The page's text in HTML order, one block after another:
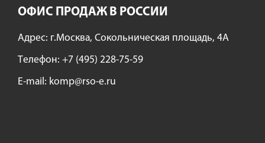
ОФИС ПРОДАЖ В РОССИИ
Адрес: г.Москва, Сокольническая площадь, 4А
Tелефон: +7 (495) 228-75-59
E-mail: komp@rso-e.ru